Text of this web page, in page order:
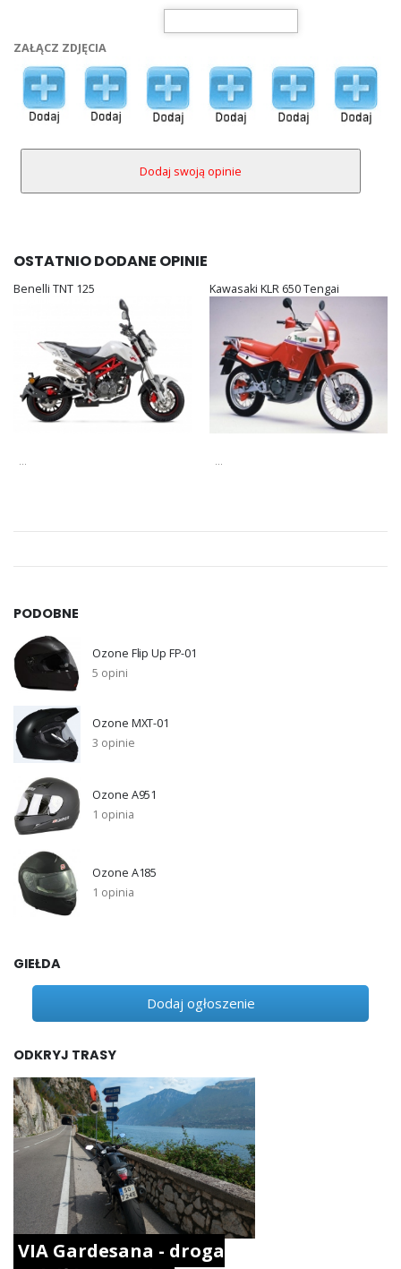
ZAŁĄCZ ZDJĘCIA
OSTATNIO DODANE OPINIE
Benelli TNT 125 Kawasaki KLR 650 Tengai
...
PODOBNE
Ozone Flip Up FP-01
5 opini
Ozone MXT-01
3 opinie
Ozone A951
1 opinia
Ozone A185
1 opinia
GIEŁDA
Dodaj ogłoszenie
ODKRYJ TRASY
VIA Gardesana - droga